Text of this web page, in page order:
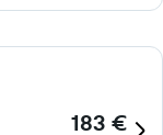
183 €